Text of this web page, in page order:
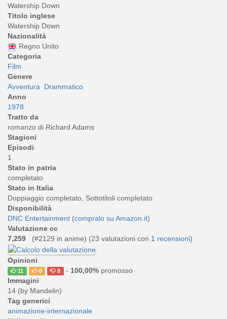
Watership Down
Titolo inglese
Watership Down
Nazionalità
Regno Unito
Categoria
Film
Genere
Avventura Drammatico
Anno
1978
Tratto da
romanzo di Richard Adams
Stagioni
Episodi
1
Stato in patria
completato
Stato in Italia
Doppiaggio completato, Sottotitoli completato
Disponibilità
DNC Entertainment (compralo su Amazon.it)
Valutazione cc
7,259
(#2129 in anime) (23 valutazioni con 1 recensioni)
Opinioni
11 0 0 - 100,00%promosso
Immagini
14 (by Mandelin)
Tag generici
animazione-internazionale